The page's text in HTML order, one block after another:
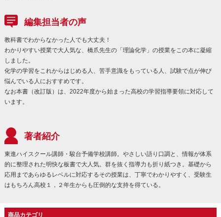
編集担当者の声
教科書でわからなかった人でも大丈夫！
わかりやすい授業で大人気な、橋爪先生の「理論化学」の授業をこの本に凝縮
しました。
化学の学習をこれからはじめる人、苦手意識をもっている人、試験で点が伸び
悩んでいる人におすすめです。
なお本書（改訂版）は、2022年度から始まった高校の学習指導要領に対応して
います。
著者紹介
東進ハイスクール講師・駿台予備学校講師。やさしい語り口調と、情報が体系
的に整理された明快な板書で大人気。群を抜く指導力も折り紙つき。基礎から
応用まであらゆるレベルに対応するその授業は、丁寧でわかりやすく、受験生
はもちろん高校１，２年生からも圧倒的な支持を得ている。
商品カテゴリ